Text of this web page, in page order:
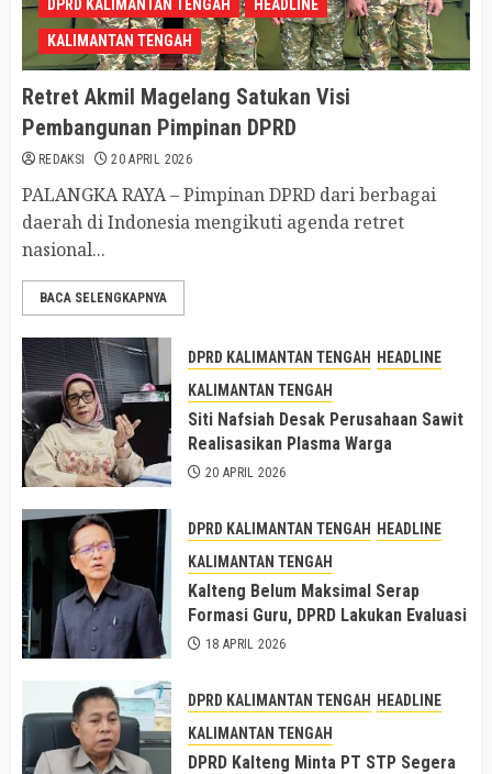
DPRD KALIMANTAN TENGAH HEADLINE
KALIMANTAN TENGAH
Retret Akmil Magelang Satukan Visi
Pembangunan Pimpinan DPRD
REDAKSI 20 APRIL 2026
PALANGKA RAYA – Pimpinan DPRD dari berbagai
daerah di Indonesia mengikuti agenda retret
nasional...
BACA SELENGKAPNYA
DPRD KALIMANTAN TENGAH
HEADLINE
KALIMANTAN TENGAH
Siti Nafsiah Desak Perusahaan Sawit
Realisasikan Plasma Warga
20 APRIL 2026
DPRD KALIMANTAN TENGAH
HEADLINE
KALIMANTAN TENGAH
Kalteng Belum Maksimal Serap
Formasi Guru, DPRD Lakukan Evaluasi
18 APRIL 2026
DPRD KALIMANTAN TENGAH
HEADLINE
KALIMANTAN TENGAH
DPRD Kalteng Minta PT STP Segera